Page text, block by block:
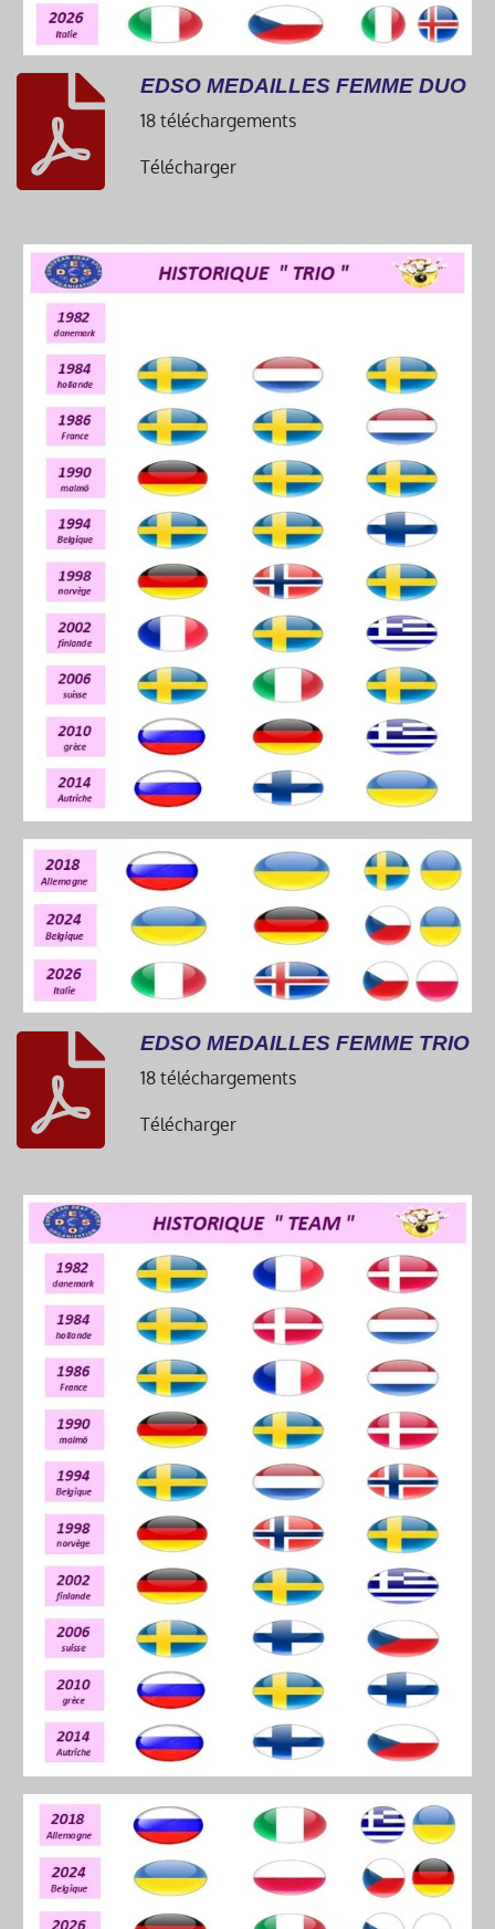
EDSO MEDAILLES FEMME DUO
18 téléchargements
Télécharger
EDSO MEDAILLES FEMME TRIO
18 téléchargements
Télécharger